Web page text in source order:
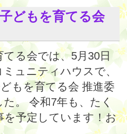
どもを育てる会
る会では、5月30日
ュニティハウスで、
もを育てる会 推進委
。 令和7年も、たく
を予定しています！お